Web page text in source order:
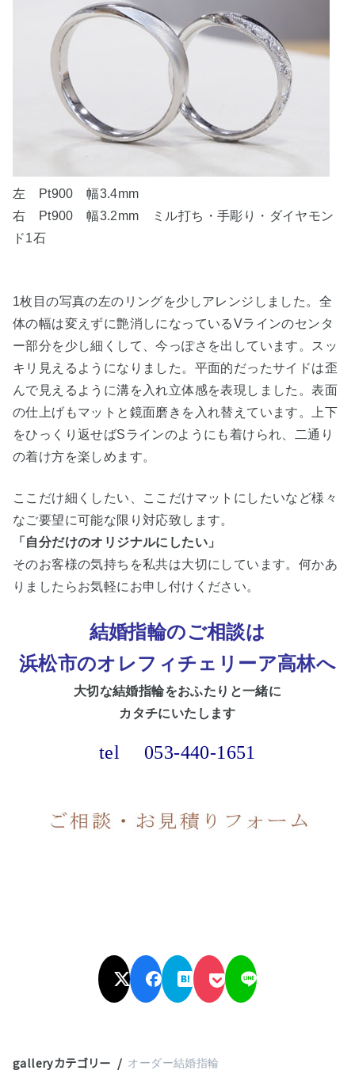
左 Pt900 幅3.4mm
右 Pt900 幅3.2mm ミル打ち・手彫り・ダイヤモン
ド1石
1枚目の写真の左のリングを少しアレンジしました。全
体の幅は変えずに艶消しになっているVラインのセンタ
ー部分を少し細くして、今っぽさを出しています。スッ
キリ見えるようになりました。平面的だったサイドは歪
んで見えるように溝を入れ立体感を表現しました。表面
の仕上げもマットと鏡面磨きを入れ替えています。上下
をひっくり返せばSラインのようにも着けられ、二通り
の着け方を楽しめます。
ここだけ細くしたい、ここだけマットにしたいなど様々
なご要望に可能な限り対応致します。
「自分だけのオリジナルにしたい」
そのお客様の気持ちを私共は大切にしています。何かあ
りましたらお気軽にお申し付けください。
結婚指輪のご相談は
浜松市のオレフィチェリーア高林へ
大切な結婚指輪をおふたりと一緒に
カタチにいたします
tel 053-440-1651
galleryカテゴリー オーダー結婚指輪